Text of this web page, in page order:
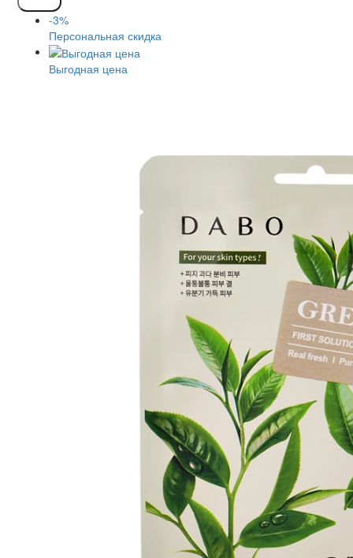
-3%
Персональная скидка
Выгодная цена